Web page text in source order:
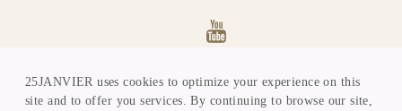
25JANVIER uses cookies to optimize your experience on this
site and to offer you services. By continuing to browse our site,